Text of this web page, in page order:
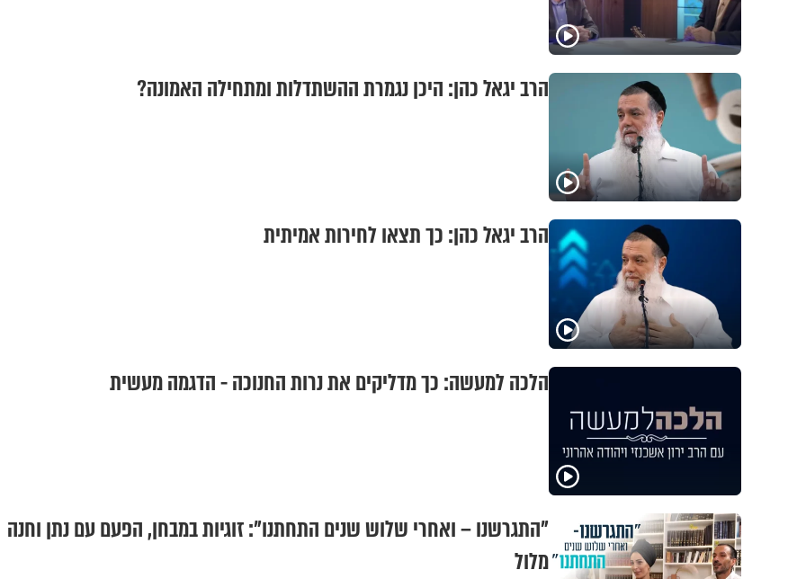
הרב יגאל כהן: היכן נגמרת ההשתדלות ומתחילה האמונה?
הרב יגאל כהן: כך תצאו לחירות אמיתית
הלכה למעשה: כך מדליקים את נרות החנוכה - הדגמה מעשית
"התגרשנו – ואחרי שלוש שנים התחתנו": זוגיות במבחן, הפעם עם נתן וחנה
מלול